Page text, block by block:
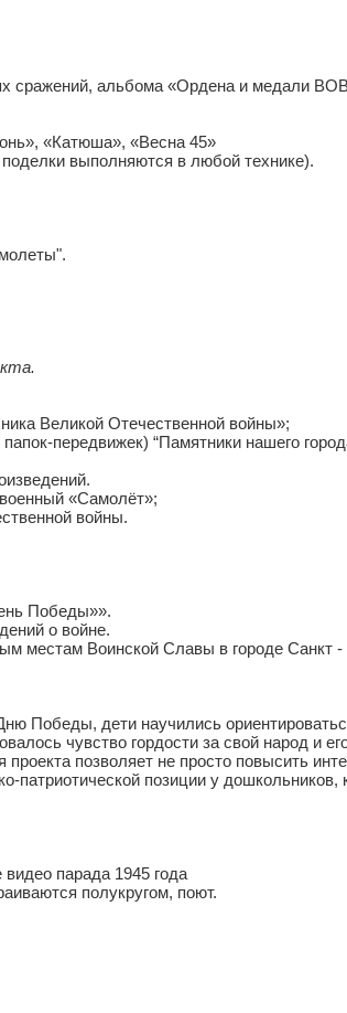
сражений, альбома «Ордена и медали
«Катюша», «Весна 45»
выполняются в любой технике).
Великой Отечественной войны»;
передвижек) “Памятники нашего
«Самолёт»;
войны.
Победы»».
о войне.
местам Воинской Славы в городе Санкт -
дети научились
чувство гордости за свой народ и
позволяет не просто повысить
позиции у дошкольников,
парада 1945 года
полукругом, поют.